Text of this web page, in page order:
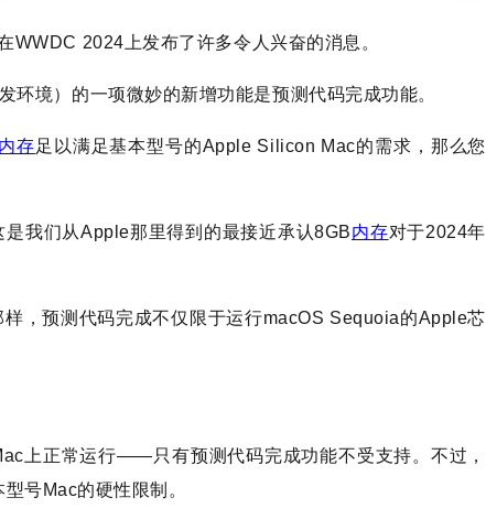
2024上发布了许多令人兴奋的消息。
境）的一项微妙的新增功能是预测代码完成功能。
存足以满足基本型号的Apple Silicon Mac的需求，那么您
是我们从Apple那里得到的最接近承认8GB内存对于2024年
，预测代码完成不仅限于运行macOS Sequoia的Apple芯
上正常运行——只有预测代码完成功能不受支持。不过，
号Mac的硬性限制。